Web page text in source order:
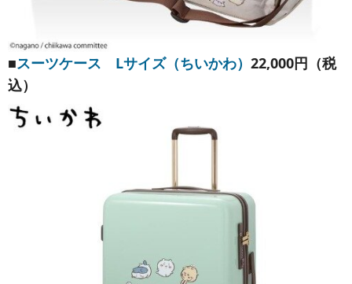
■スーツケース Lサイズ（ちいかわ） 22,000円（税
込）